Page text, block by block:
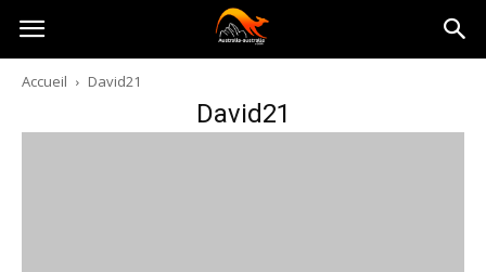
Australia-
australie.com
Accueil David21
David21